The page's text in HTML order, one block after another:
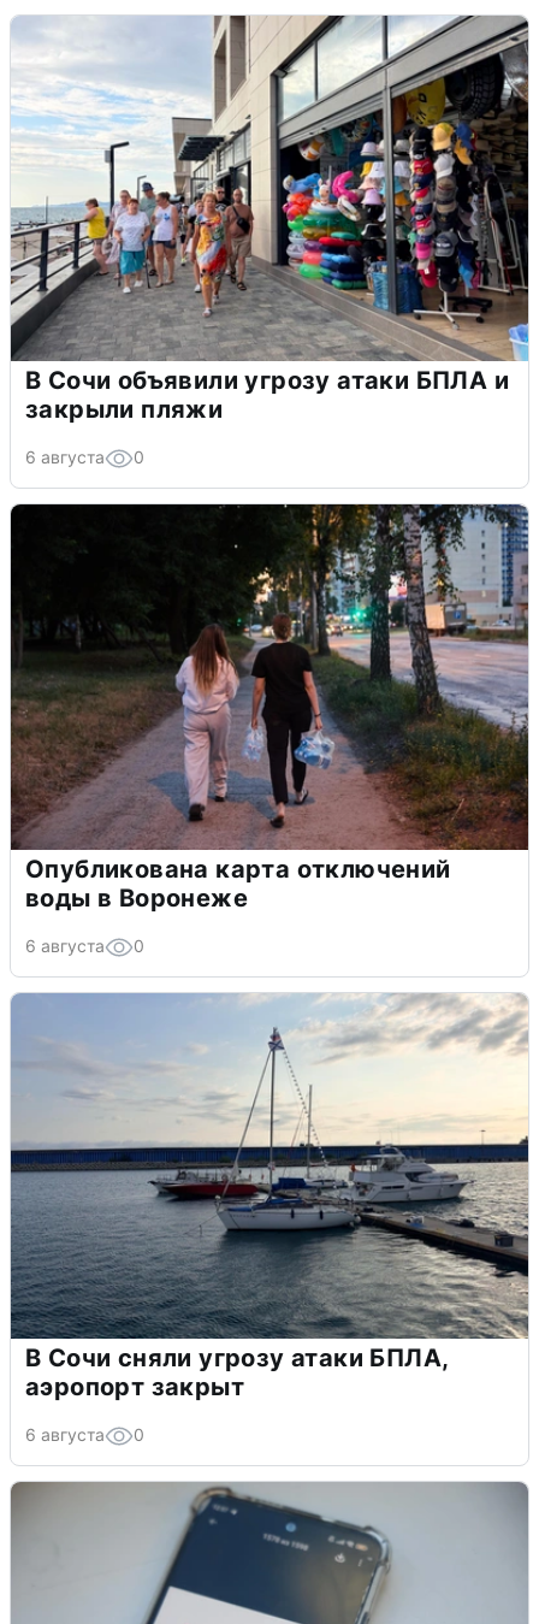
В Сочи объявили угрозу атаки БПЛА и
закрыли пляжи
6 августа 0
Опубликована карта отключений
воды в Воронеже
6 августа 0
В Сочи сняли угрозу атаки БПЛА,
аэропорт закрыт
6 августа 0